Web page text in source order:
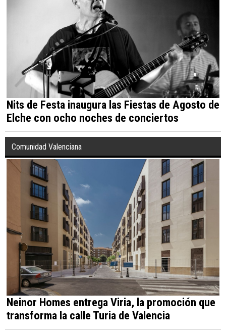
Nits de Festa inaugura las Fiestas de Agosto de
Elche con ocho noches de conciertos
Comunidad Valenciana
Neinor Homes entrega Viria, la promoción que
transforma la calle Turia de Valencia